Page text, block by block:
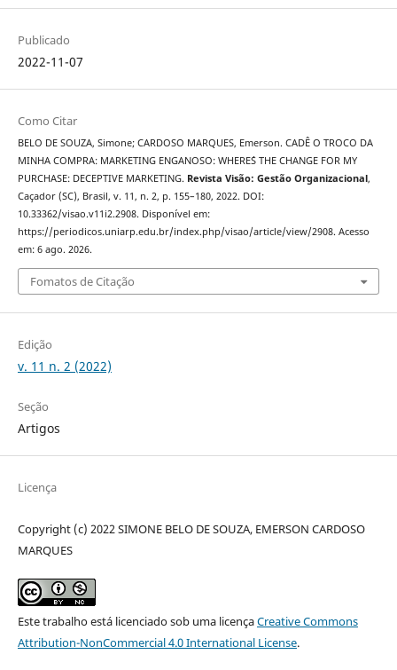
Publicado
2022-11-07
Como Citar
BELO DE SOUZA, Simone; CARDOSO MARQUES, Emerson. CADÊ O TROCO DA
MINHA COMPRA: MARKETING ENGANOSO: WHERE´S THE CHANGE FOR MY
PURCHASE: DECEPTIVE MARKETING. Revista Visão: Gestão Organizacional,
Caçador (SC), Brasil, v. 11, n. 2, p. 155–180, 2022. DOI:
10.33362/visao.v11i2.2908. Disponível em:
https://periodicos.uniarp.edu.br/index.php/visao/article/view/2908. Acesso
em: 6 ago. 2026.
Fomatos de Citação
Edição
v. 11 n. 2 (2022)
Seção
Artigos
Licença
Copyright (c) 2022 SIMONE BELO DE SOUZA, EMERSON CARDOSO
MARQUES
Este trabalho está licenciado sob uma licençaCreative Commons
Attribution-NonCommercial 4.0 International License.